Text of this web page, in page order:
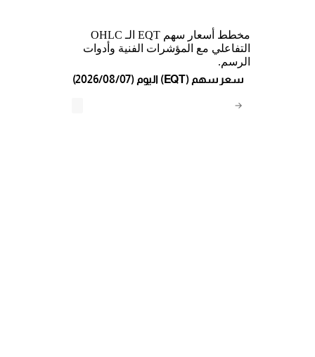
مخطط أسعار سهم EQT الـ OHLC
التفاعلي مع المؤشرات الفنية وأدوات
الرسم.
→
(2026/08/07) اليوم (EQT) سعر سهم